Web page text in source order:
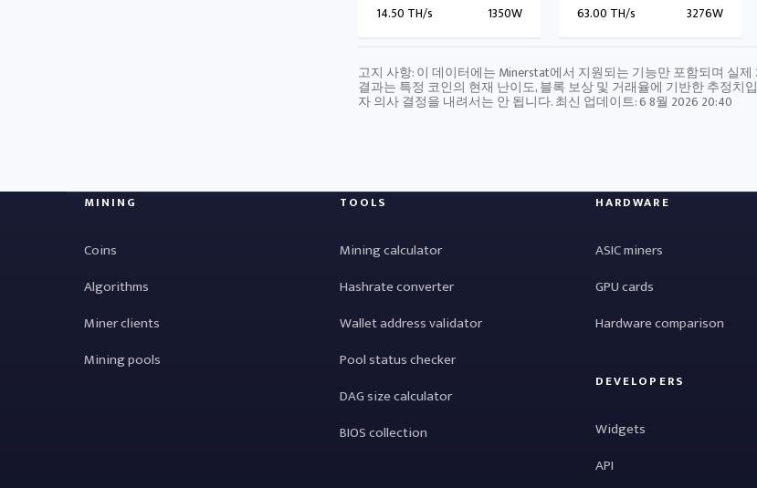
14.50 TH/s 1350W 63.00 TH/s 3276W
고지 사항: 이 데이터에는 Minerstat에서 지원되는 기능만 포함되며 실
결과는 특정 코인의 현재 난이도, 블록 보상 및 거래율에 기반한 추정
자 의사 결정을 내려서는 안 됩니다. 최신 업데이트:6 8월 2026 20:40
MINING
Coins
Algorithms
Miner clients
Mining pools
TOOLS
Mining calculator
Hashrate converter
Wallet address validator
Pool status checker
DAG size calculator
BIOS collection
HARDWARE
ASIC miners
GPU cards
Hardware comparison
DEVELOPERS
Widgets
API